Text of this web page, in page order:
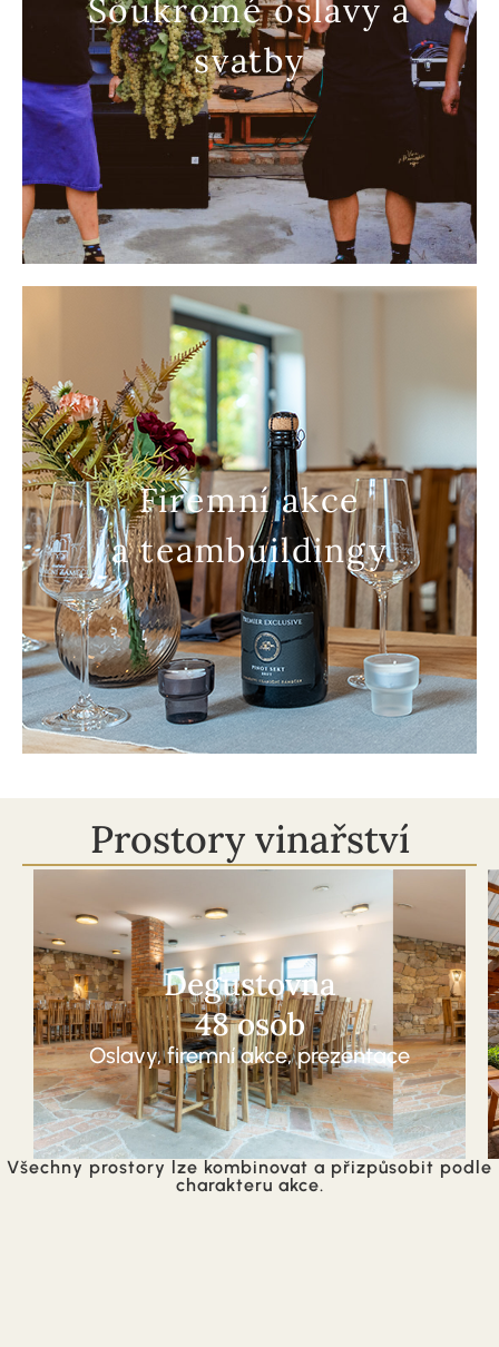
Soukromé oslavy a
svatby
Firemní akce
a teambuildingy
Prostory vinařství
Degustovna
48 osob
Oslavy, firemní akce, prezentace
Všechny prostory lze kombinovat a přizpůsobit podle
charakteru akce.